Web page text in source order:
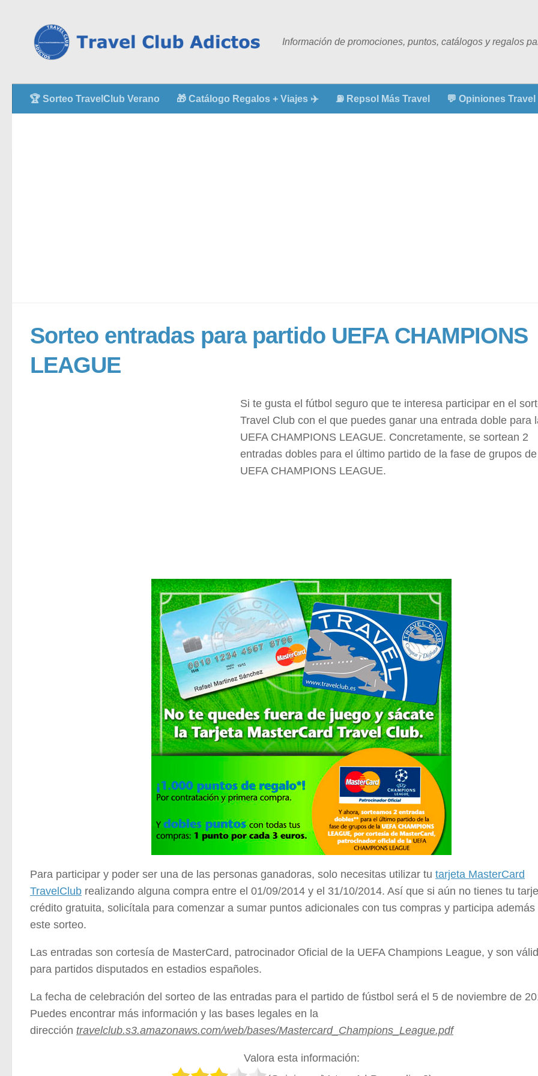
Información de promociones, puntos, catálogos y regalos
🏆 Sorteo TravelClub Verano 🎁 Catálogo Regalos + Viajes ✈️ ⛽ Repsol Más Travel 💬 Opiniones
Sorteo entradas para partido UEFA CHAMPIONS
LEAGUE
Si te gusta el fútbol seguro que te interesa participar en el
Travel Club con el que puedes ganar una entrada doble para
UEFA CHAMPIONS LEAGUE. Concretamente, se sortean 2
entradas dobles para el último partido de la fase de grupos
UEFA CHAMPIONS LEAGUE.
Para participar y poder ser una de las personas ganadoras, solo necesitas utilizar tu tarjeta MasterCard
TravelClub realizando alguna compra entre el 01/09/2014 y el 31/10/2014. Así que si aún no tienes tu
crédito gratuita, solicítala para comenzar a sumar puntos adicionales con tus compras y participa además
este sorteo.
Las entradas son cortesía de MasterCard, patrocinador Oficial de la UEFA Champions League, y son
para partidos disputados en estadios españoles.
La fecha de celebración del sorteo de las entradas para el partido de fústbol será el 5 de noviembre de
Puedes encontrar más información y las bases legales en la
dirección travelclub.s3.amazonaws.com/web/bases/Mastercard_Champions_League.pdf
Valora esta información: